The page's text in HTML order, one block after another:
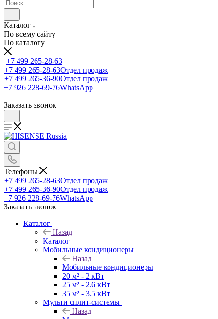
Каталог
По всему сайту
По каталогу
+7 499 265-28-63
+7 499 265-28-63Отдел продаж
+7 499 265-36-90Отдел продаж
+7 926 228-69-76WhatsApp
Заказать звонок
Телефоны
+7 499 265-28-63Отдел продаж
+7 499 265-36-90Отдел продаж
+7 926 228-69-76WhatsApp
Заказать звонок
Каталог
Назад
Каталог
Мобильные кондиционеры
Назад
Мобильные кондиционеры
20 м² - 2 кВт
25 м² - 2.6 кВт
35 м² - 3.5 кВт
Мульти сплит-системы
Назад